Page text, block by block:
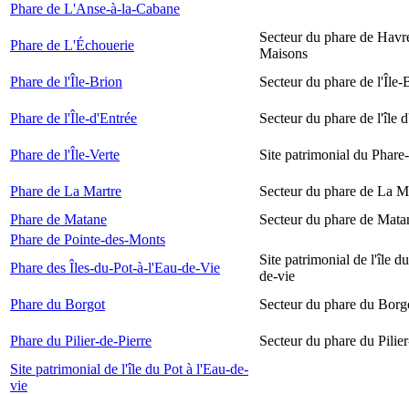
Phare de L'Anse-à-la-Cabane
Phare de L'Échouerie
Secteur du phare de
Maisons
Phare de l'Île-Brion
Secteur du phare de l'Île-
Phare de l'Île-d'Entrée Secteur du phare de l'île
Phare de l'Île-Verte Site patrimonial du
Phare de La Martre
Secteur du phare de La
Phare de Matane
Secteur du phare de
Phare de Pointe-des-Monts
Phare des Îles-du-Pot-à-l'Eau-de-Vie
Site patrimonial de l'île
de-vie
Phare du Borgot
Secteur du phare du
Phare du Pilier-de-Pierre
Secteur du phare du
Site patrimonial de l'île du Pot à l'Eau-de-
vie